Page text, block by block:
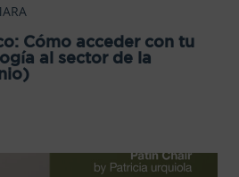
Cómo acceder con tu
al sector de la